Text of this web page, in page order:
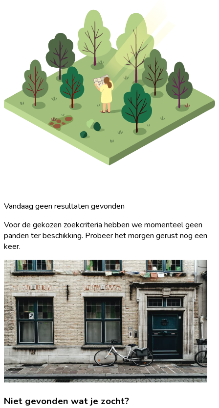
Vandaag geen resultaten gevonden
Voor de gekozen zoekcriteria hebben we momenteel geen
panden ter beschikking. Probeer het morgen gerust nog een
keer.
Niet gevonden wat je zocht?